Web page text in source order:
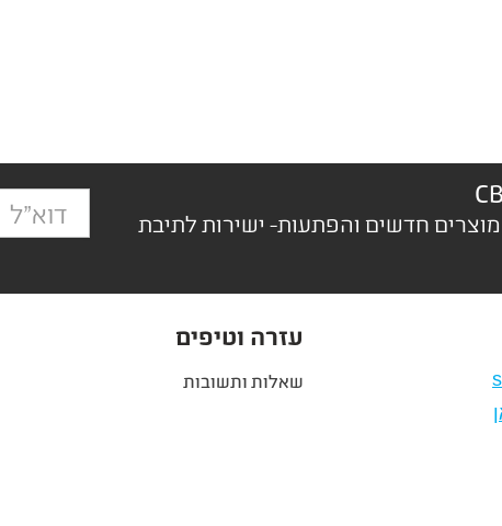
מוצרים חדשים והפתעות- ישירות לתיבת
עזרה וטיפים
שאלות ותשובות